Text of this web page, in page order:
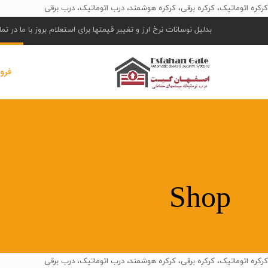
کرکره اتوماتیک، کرکره برقی، کرکره هوشمند، درب اتوماتیک، درب برقی
بدلیل نوسانات نرخ ارز و تغییر قیمتها برای استعلام بروز با ما در
Shop
کرکره اتوماتیک، کرکره برقی، کرکره هوشمند، درب اتوماتیک، درب برقی